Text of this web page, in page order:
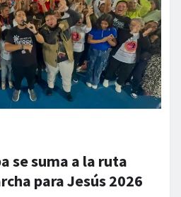
se suma a la ruta
para Jesús 2026